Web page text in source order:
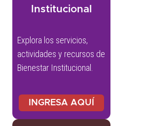
Institucional
Explora los servicios,
actividades y recursos de
Bienestar Institucional.
INGRESA AQUÍ